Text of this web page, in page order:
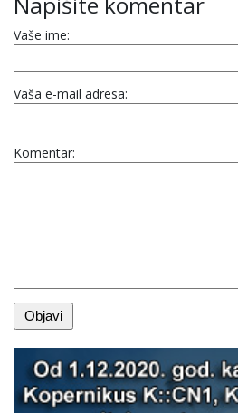
Vaše ime:
Vaša e-mail adresa:
Komentar: